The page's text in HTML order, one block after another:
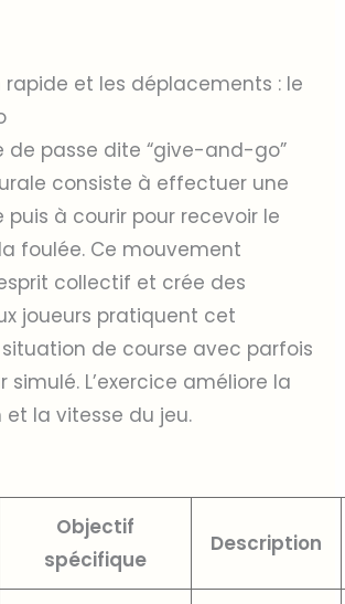
rapide et les déplacements : le
de passe dite “give-and-go”
consiste à effectuer une
puis à courir pour recevoir le
foulée. Ce mouvement
collectif et crée des
joueurs pratiquent cet
de course avec parfois
simulé. L’exercice améliore la
la vitesse du jeu.
Objectif
spécifique
Description